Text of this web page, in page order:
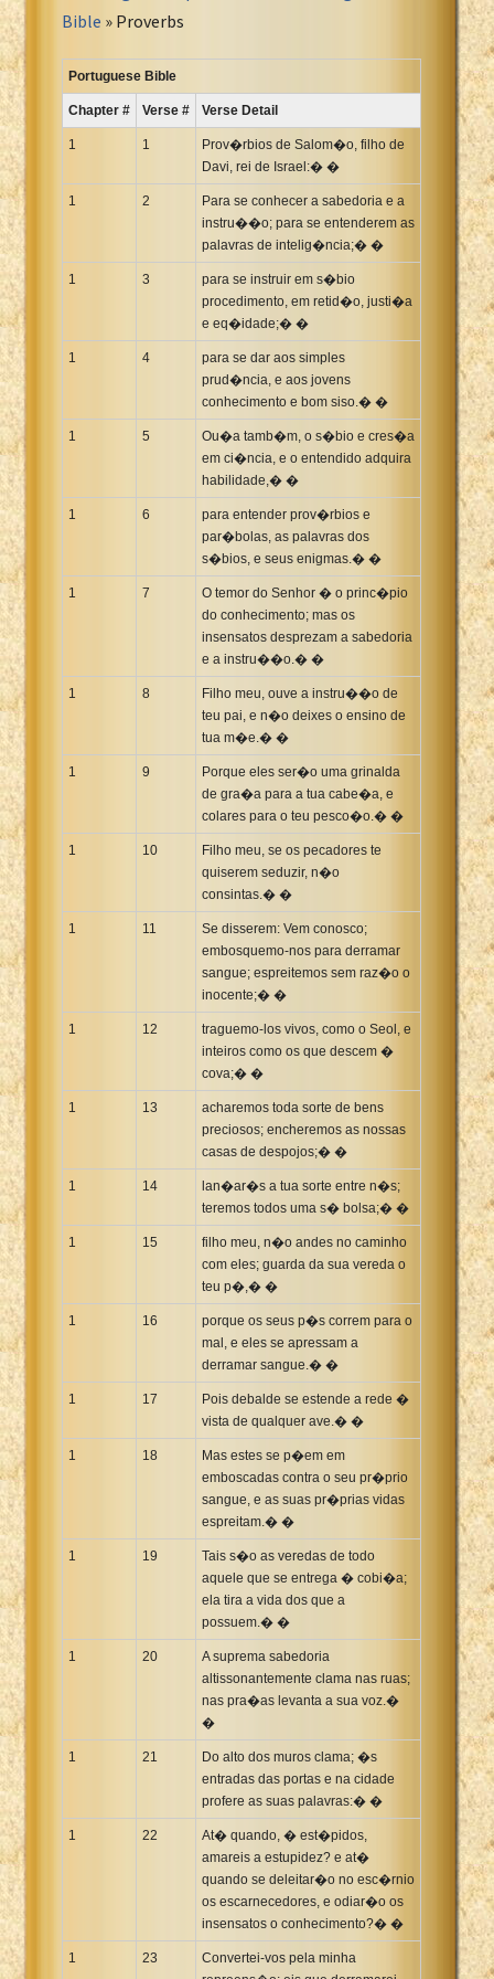
Russian Synodal 1876 Bible
Russian Synodal Bible Win-1251
Spanish Sag. Escrituras 1569
Swahili New Testament
Swedish 1917 Bible
Tagalog John and James
Ukrainian Bible
Vietnamese 1934 Bible
Xhosa Bible
Bible » Proverbs
Portuguese Bible
Chapter # Verse # Verse Detail
1 1
Prov�rbios de Salom�o, filho de
Davi, rei de Israel:� �
1 2
Para se conhecer a sabedoria e a
instru��o; para se entenderem as
palavras de intelig�ncia;� �
1 3
para se instruir em s�bio
procedimento, em retid�o, justi�a
e eq�idade;� �
1 4
para se dar aos simples
prud�ncia, e aos jovens
conhecimento e bom siso.� �
1 5
Ou�a tamb�m, o s�bio e cres�a
em ci�ncia, e o entendido adquira
habilidade,� �
1 6
para entender prov�rbios e
par�bolas, as palavras dos
s�bios, e seus enigmas.� �
1 7
O temor do Senhor � o princ�pio
do conhecimento; mas os
insensatos desprezam a sabedoria
e a instru��o.� �
1 8
Filho meu, ouve a instru��o de
teu pai, e n�o deixes o ensino de
tua m�e.� �
1 9
Porque eles ser�o uma grinalda
de gra�a para a tua cabe�a, e
colares para o teu pesco�o.� �
1 10
Filho meu, se os pecadores te
quiserem seduzir, n�o
consintas.� �
1 11
Se disserem: Vem conosco;
embosquemo-nos para derramar
sangue; espreitemos sem raz�o o
inocente;� �
1 12
traguemo-los vivos, como o Seol, e
inteiros como os que descem �
cova;� �
1 13
acharemos toda sorte de bens
preciosos; encheremos as nossas
casas de despojos;� �
1 14
lan�ar�s a tua sorte entre n�s;
teremos todos uma s� bolsa;� �
1 15
filho meu, n�o andes no caminho
com eles; guarda da sua vereda o
teu p�,� �
1 16
porque os seus p�s correm para o
mal, e eles se apressam a
derramar sangue.� �
1 17
Pois debalde se estende a rede �
vista de qualquer ave.� �
1 18
Mas estes se p�em em
emboscadas contra o seu pr�prio
sangue, e as suas pr�prias vidas
espreitam.� �
1 19
Tais s�o as veredas de todo
aquele que se entrega � cobi�a;
ela tira a vida dos que a
possuem.� �
1 20
A suprema sabedoria
altissonantemente clama nas ruas;
nas pra�as levanta a sua voz.�
�
1 21
Do alto dos muros clama; �s
entradas das portas e na cidade
profere as suas palavras:� �
1 22
At� quando, � est�pidos,
amareis a estupidez? e at�
quando se deleitar�o no esc�rnio
os escarnecedores, e odiar�o os
insensatos o conhecimento?� �
1 23
Convertei-vos pela minha